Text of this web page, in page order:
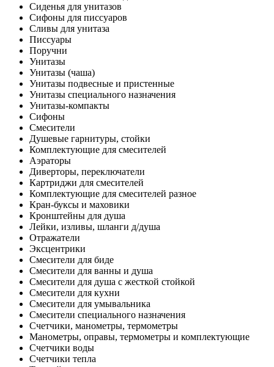
Сиденья для унитазов
Сифоны для писсуаров
Сливы для унитаза
Писсуары
Поручни
Унитазы
Унитазы (чаша)
Унитазы подвесные и пристенные
Унитазы специального назначения
Унитазы-компакты
Сифоны
Смесители
Душевые гарнитуры, стойки
Комплектующие для смесителей
Аэраторы
Диверторы, переключатели
Картриджи для смесителей
Комплектующие для смесителей разное
Кран-буксы и маховики
Кронштейны для душа
Лейки, изливы, шланги д/душа
Отражатели
Эксцентрики
Смесители для биде
Смесители для ванны и душа
Смесители для душа с жесткой стойкой
Смесители для кухни
Смесители для умывальника
Смесители специального назначения
Счетчики, манометры, термометры
Манометры, оправы, термометры и комплектующие
Счетчики воды
Счетчики тепла